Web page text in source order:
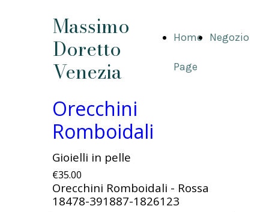
Massimo
Doretto
Venezia
Home
Page
Negozio
Orecchini
Romboidali
Gioielli in pelle
€35.00
Orecchini Romboidali - Rossa
18478-391887-1826123